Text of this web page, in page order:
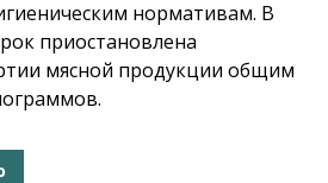
нормативам. В
приостановлена
мясной продукции общим